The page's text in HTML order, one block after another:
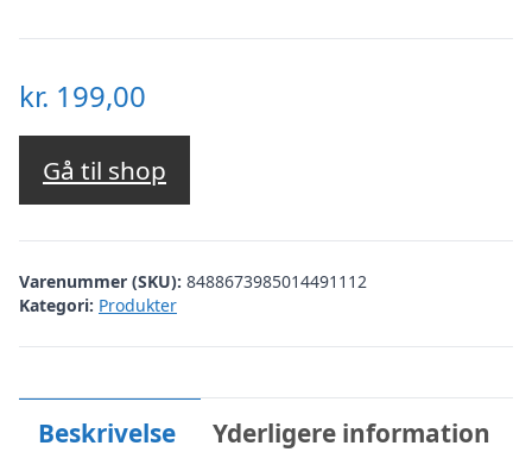
kr. 199,00
Gå til shop
Varenummer (SKU): 8488673985014491112
Kategori: Produkter
Beskrivelse Yderligere information